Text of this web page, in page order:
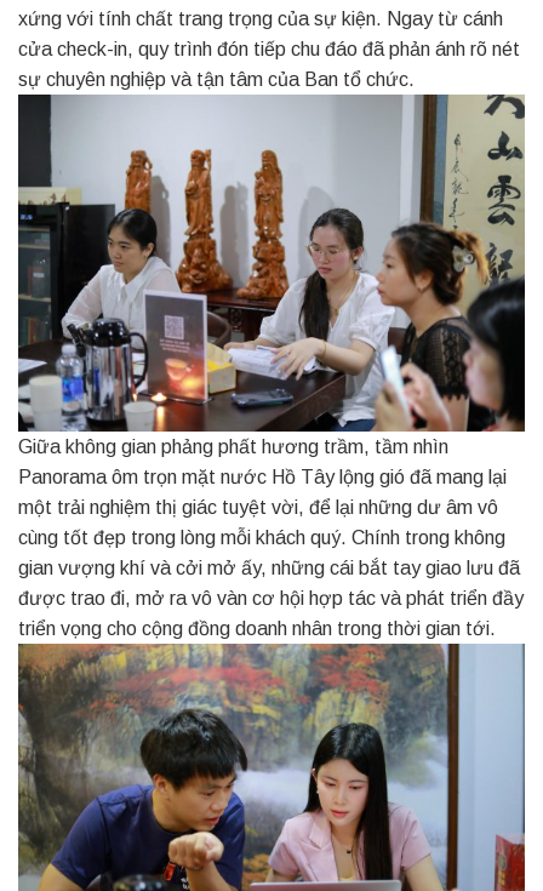
xứng với tính chất trang trọng của sự kiện. Ngay từ cánh
cửa check-in, quy trình đón tiếp chu đáo đã phản ánh rõ nét
sự chuyên nghiệp và tận tâm của Ban tổ chức.
Giữa không gian phảng phất hương trầm, tầm nhìn
Panorama ôm trọn mặt nước Hồ Tây lộng gió đã mang lại
một trải nghiệm thị giác tuyệt vời, để lại những dư âm vô
cùng tốt đẹp trong lòng mỗi khách quý. Chính trong không
gian vượng khí và cởi mở ấy, những cái bắt tay giao lưu đã
được trao đi, mở ra vô vàn cơ hội hợp tác và phát triển đầy
triển vọng cho cộng đồng doanh nhân trong thời gian tới.